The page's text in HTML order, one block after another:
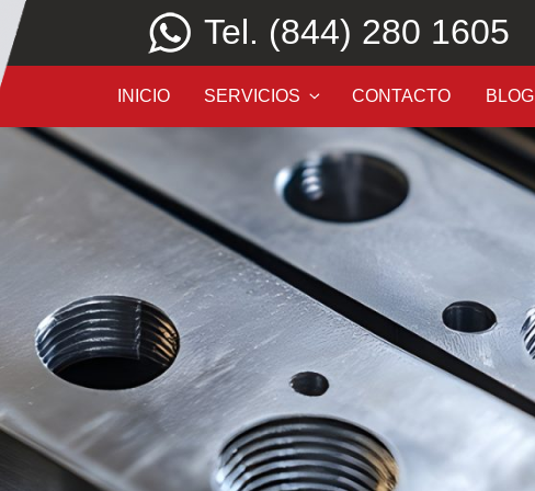
Tel. (844) 280 1605
INICIO SERVICIOS CONTACTO BLOG